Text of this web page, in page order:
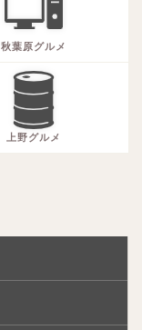
秋葉原グルメ
上野グルメ